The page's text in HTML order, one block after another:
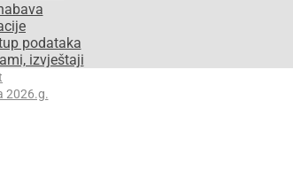
podataka
izvještaji
2026.g.